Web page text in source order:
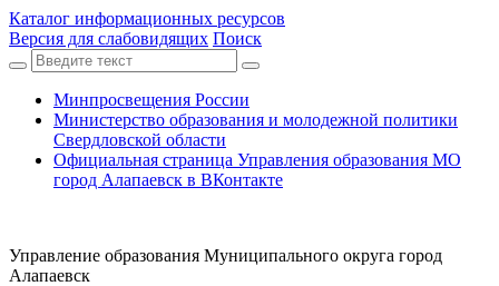
Каталог информационных ресурсов
Версия для слабовидящих Поиск
Минпросвещения России
Министерство образования и молодежной политики
Свердловской области
Официальная страница Управления образования МО
город Алапаевск в ВКонтакте
Управление образования Муниципального округа город
Алапаевск